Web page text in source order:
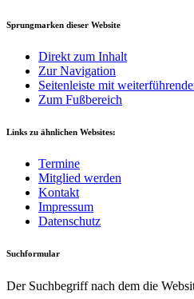
Sprungmarken dieser Website
Direkt zum Inhalt
Zur Navigation
Seitenleiste mit
Zum Fußbereich
Links zu ähnlichen Websites:
Termine
Mitglied werden
Kontakt
Impressum
Datenschutz
Suchformular
Der Suchbegriff nach dem die